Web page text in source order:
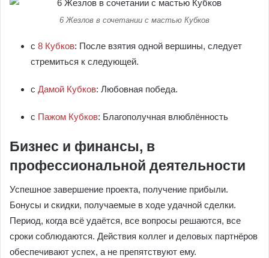
6 Жезлов в сочетании с мастью Кубков
с 8 Кубков: После взятия одной вершины, следует
стремиться к следующей.
с Дамой Кубков: Любовная победа.
с Пажом Кубков: Благополучная влюблённость
Бизнес и финансы, в
профессиональной деятельности
Успешное завершение проекта, получение прибыли.
Бонусы и скидки, получаемые в ходе удачной сделки.
Период, когда всё удаётся, все вопросы решаются, все
сроки соблюдаются. Действия коллег и деловых партнёров
обеспечивают успех, а не препятствуют ему.